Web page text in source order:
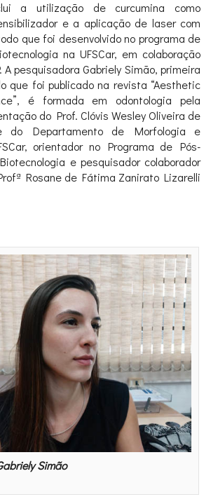
a utilização de curcumina como
e a aplicação de laser com
que foi desenvolvido no programa de
na UFSCar, em colaboração
A pesquisadora Gabriely Simão, primeira
que foi publicado na revista “Aesthetic
é formada em odontologia pela
do Prof. Clóvis Wesley Oliveira de
do Departamento de Morfologia e
orientador no Programa de Pós-
e pesquisador colaborador
Rosane de Fátima Zanirato Lizarelli
Simão